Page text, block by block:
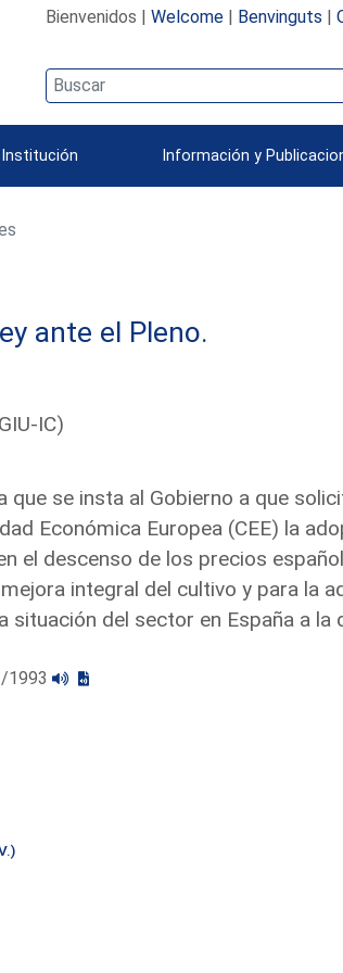
Bienvenidos | Welcome| Benvinguts |
Institución Información y
ante el Pleno.
IC)
que se insta al Gobierno a que
Económica Europea (CEE) la
el descenso de los precios
integral del cultivo y para la
situación del sector en España a la
1993